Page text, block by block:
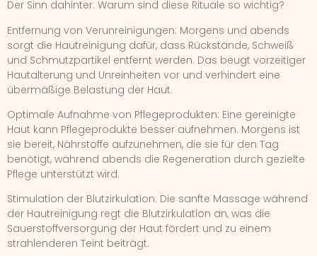
Der Sinn dahinter: Warum sind diese Rituale so wichtig?
Entfernung von Verunreinigungen: Morgens und abends
sorgt die Hautreinigung dafür, dass Rückstände, Schweiß
und Schmutzpartikel entfernt werden. Das beugt vorzeitiger
Hautalterung und Unreinheiten vor und verhindert eine
übermäßige Belastung der Haut.
Optimale Aufnahme von Pflegeprodukten: Eine gereinigte
Haut kann Pflegeprodukte besser aufnehmen. Morgens ist
sie bereit, Nährstoffe aufzunehmen, die sie für den Tag
benötigt, während abends die Regeneration durch gezielte
Pflege unterstützt wird.
Stimulation der Blutzirkulation: Die sanfte Massage während
der Hautreinigung regt die Blutzirkulation an, was die
Sauerstoffversorgung der Haut fördert und zu einem
strahlenderen Teint beiträgt.